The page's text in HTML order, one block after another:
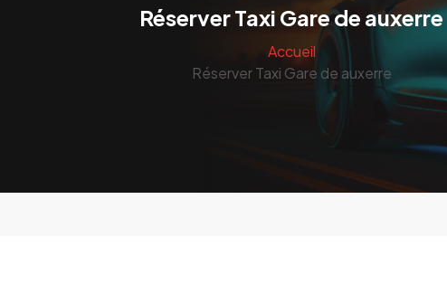
Réserver Taxi Gare de auxerre
Accueil
Réserver Taxi Gare de auxerre